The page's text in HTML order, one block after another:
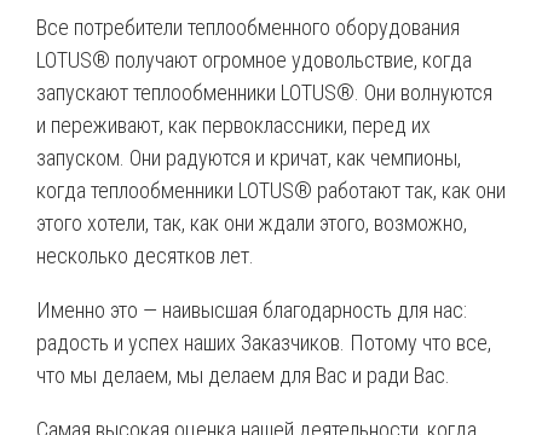
Все потребители теплообменного оборудования
LOTUS® получают огромное удовольствие, когда
запускают теплообменники LOTUS®. Они волнуются
и переживают, как первоклассники, перед их
запуском. Они радуются и кричат, как чемпионы,
когда теплообменники LOTUS® работают так, как они
этого хотели, так, как они ждали этого, возможно,
несколько десятков лет.
Именно это — наивысшая благодарность для нас:
радость и успех наших Заказчиков. Потому что все,
что мы делаем, мы делаем для Вас и ради Вас.
Самая высокая оценка нашей деятельности, когда